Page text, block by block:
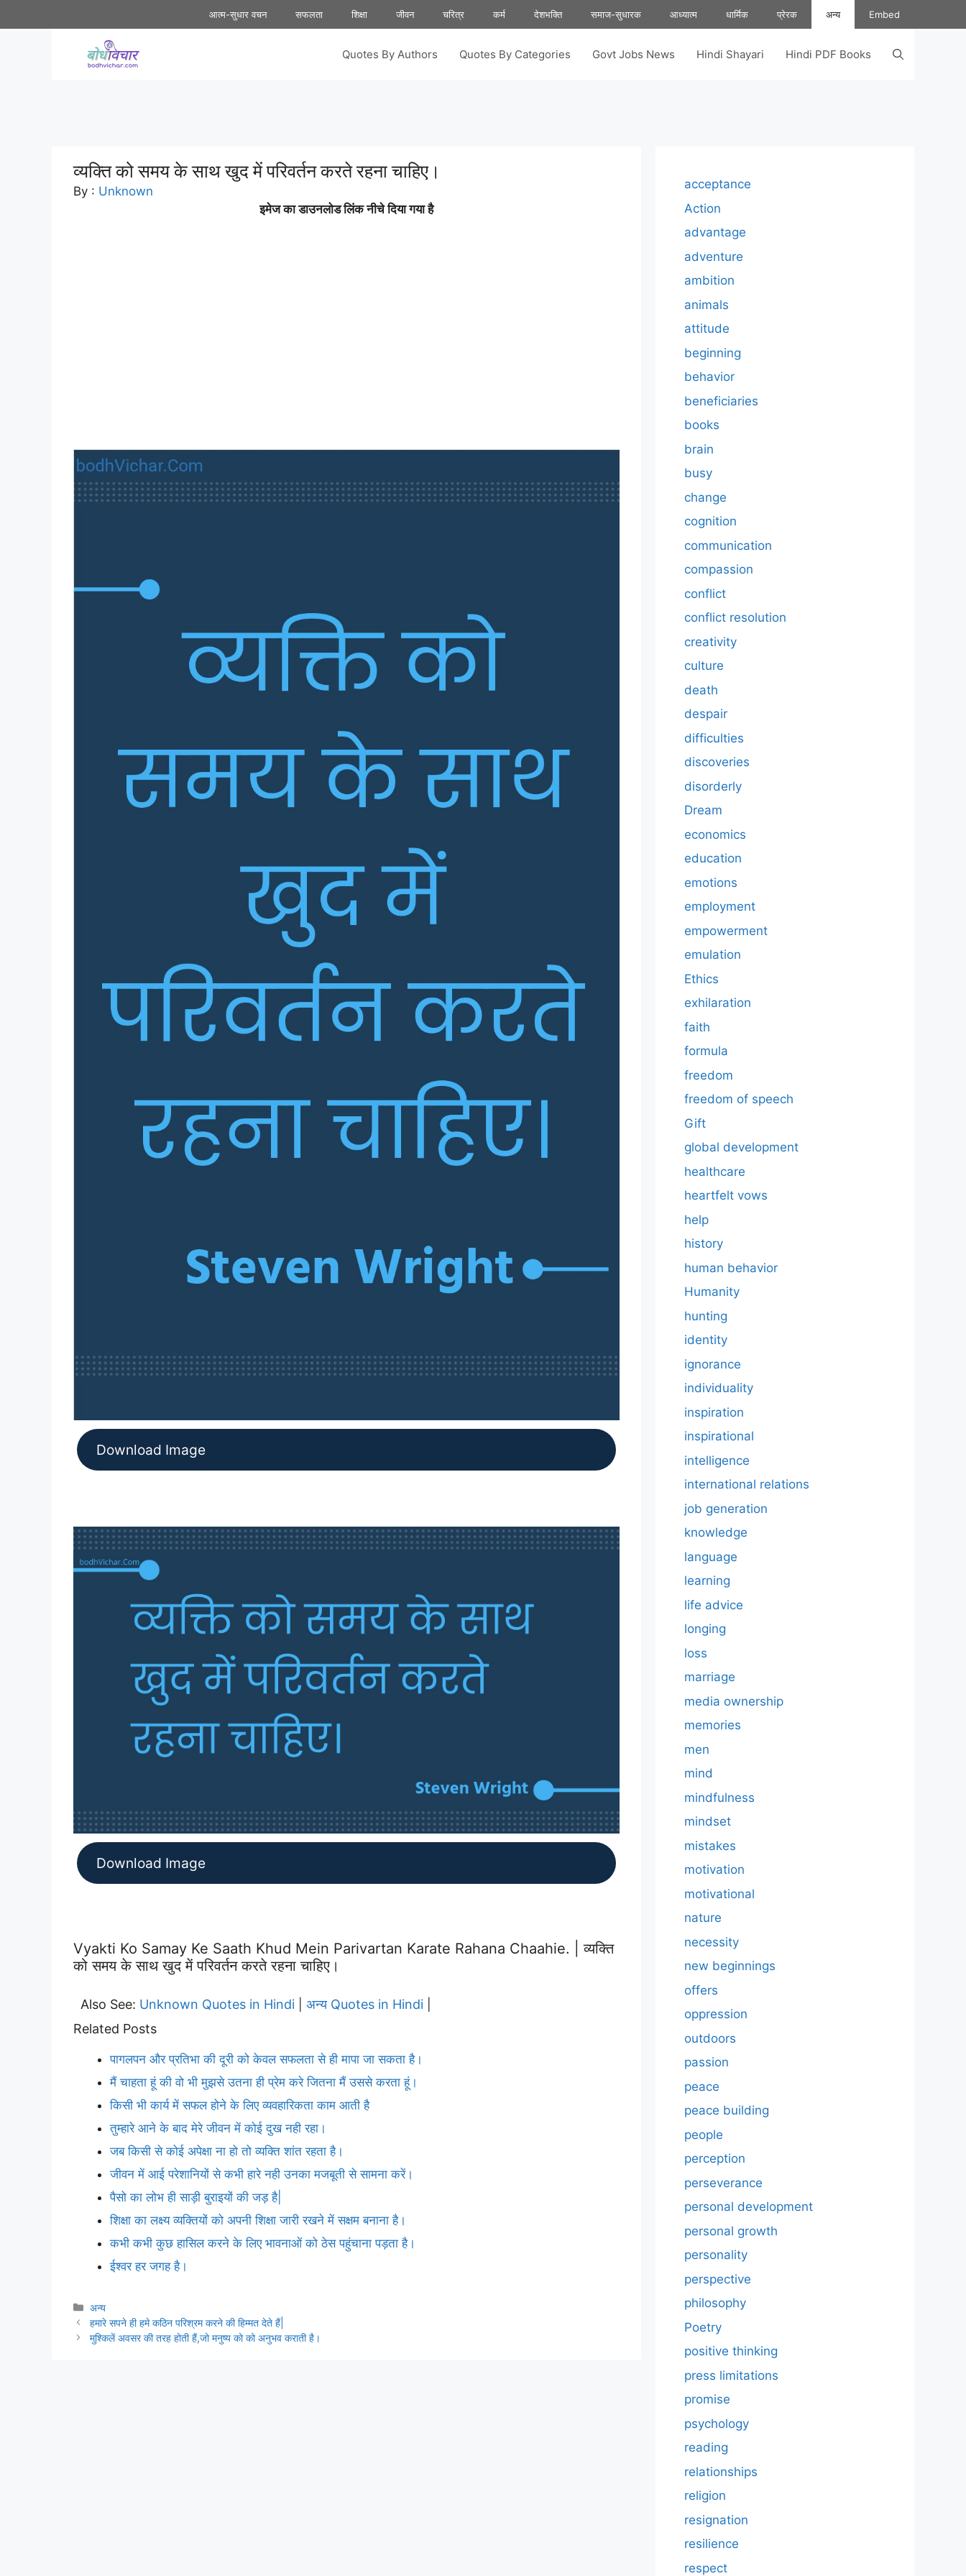
to
आत्म-सुधार वचन सफलता शिक्षा जीवन चरित्र कर्म देशभक्ति समाज-सुधारक आध्यात्म धार्मिक प्रेरक अन्य Embed
Quotes By Authors Quotes By Categories Govt Jobs News Hindi Shayari Hindi PDF Books
व्यक्ति को समय के साथ खुद में परिवर्तन करते रहना चाहिए।
By : Unknown
इमेज का डाउनलोड लिंक नीचे दिया गया है
Download Image
Download Image
Vyakti Ko Samay Ke Saath Khud Mein Parivartan Karate Rahana Chaahie. | व्यक्ति
को समय के साथ खुद में परिवर्तन करते रहना चाहिए।
Also See: Unknown Quotes in Hindi अन्य Quotes in Hindi
Related Posts
पागलपन और प्रतिभा की दूरी को केवल सफलता से ही मापा जा सकता है।
मैं चाहता हूं की वो भी मुझसे उतना ही प्रेम करे जितना मैं उससे करता हूं।
किसी भी कार्य में सफल होने के लिए व्यवहारिकता काम आती है
तुम्हारे आने के बाद मेरे जीवन में कोई दुख नही रहा।
जब किसी से कोई अपेक्षा ना हो तो व्यक्ति शांत रहता है।
जीवन में आई परेशानियों से कभी हारे नही उनका मजबूती से सामना करें।
पैसो का लोभ ही साड़ी बुराइयों की जड़ है|
शिक्षा का लक्ष्य व्यक्तियों को अपनी शिक्षा जारी रखने में सक्षम बनाना है।
कभी कभी कुछ हासिल करने के लिए भावनाओं को ठेस पहुंचाना पड़ता है।
ईश्वर हर जगह है।
Categories
अन्य
हमारे सपने ही हमे कठिन परिश्रम करने की हिम्मत देते हैं|
मुश्किलें अवसर की तरह होती हैं,जो मनुष्य को को अनुभव कराती है।
acceptance
Action
advantage
adventure
ambition
animals
attitude
beginning
behavior
beneficiaries
books
brain
busy
change
cognition
communication
compassion
conflict
conflict resolution
creativity
culture
death
despair
difficulties
discoveries
disorderly
Dream
economics
education
emotions
employment
empowerment
emulation
Ethics
exhilaration
faith
formula
freedom
freedom of speech
Gift
global development
healthcare
heartfelt vows
help
history
human behavior
Humanity
hunting
identity
ignorance
individuality
inspiration
inspirational
intelligence
international relations
job generation
knowledge
language
learning
life advice
longing
loss
marriage
media ownership
memories
men
mind
mindfulness
mindset
mistakes
motivation
motivational
nature
necessity
new beginnings
offers
oppression
outdoors
passion
peace
peace building
people
perception
perseverance
personal development
personal growth
personality
perspective
philosophy
Poetry
positive thinking
press limitations
promise
psychology
reading
relationships
religion
resignation
resilience
respect